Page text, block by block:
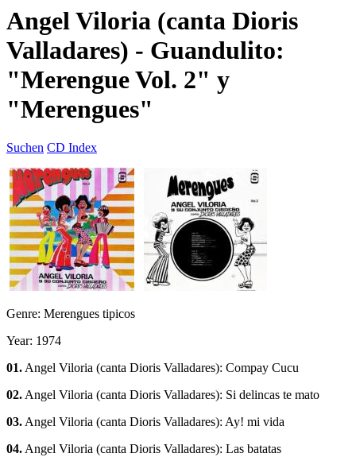
Angel Viloria (canta Dioris
Valladares) - Guandulito:
"Merengue Vol. 2" y
"Merengues"
Suchen CD Index
Genre: Merengues tipicos
Year: 1974
01.Angel Viloria (canta Dioris Valladares): Compay Cucu
02.Angel Viloria (canta Dioris Valladares): Si delincas te mato
03.Angel Viloria (canta Dioris Valladares): Ay! mi vida
04.Angel Viloria (canta Dioris Valladares): Las batatas